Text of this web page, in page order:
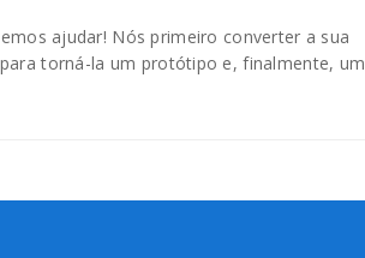
ajudar! Nós primeiro converter a sua
torná-la um protótipo e, finalmente, um